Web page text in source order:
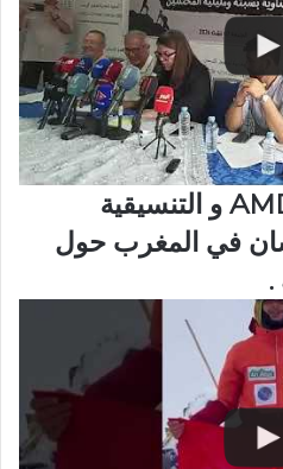
الندوة الصحفية لAMDH و التنسيقية
في المغرب حول
.